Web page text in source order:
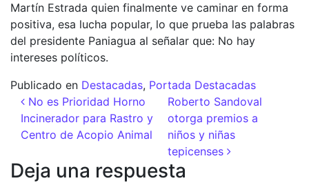
Martín Estrada quien finalmente ve caminar en forma
positiva, esa lucha popular, lo que prueba las palabras
del presidente Paniagua al señalar que: No hay
intereses políticos.
Publicado en Destacadas, Portada Destacadas
Navegación de entradas
No es Prioridad Horno
Incinerador para Rastro y
Centro de Acopio Animal
Roberto Sandoval
otorga premios a
niños y niñas
tepicenses
Deja una respuesta